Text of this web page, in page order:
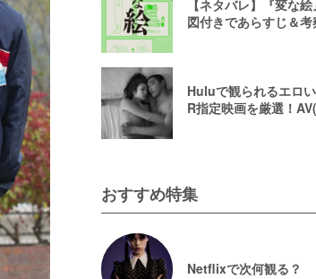
メント
【ネタバレ】『変な
図付きであらすじ＆考
Huluで観られるエロい
R指定映画を厳選！
おすすめ特集
Netflixで次何観る？